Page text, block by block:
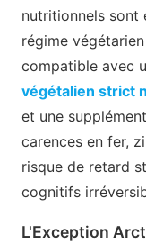
nutritionnels sont
régime
compatible avec
végétalien strict
et une
carences en fer,
risque de retard
cognitifs
L'Exception